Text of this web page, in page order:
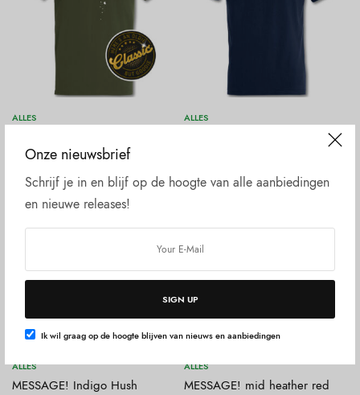
Onze nieuwsbrief
Schrijf je in en blijf op de hoogte van alle aanbiedingen
en nieuwe releases!
SIGN UP
Ik wil graag op de hoogte blijven van nieuws en aanbiedingen
ALLES
28,50
ALLES
Opties selecteren
ALLES
MESSAGE! Indigo Hush
Opties selecteren
ALLES
MESSAGE! mid heather red